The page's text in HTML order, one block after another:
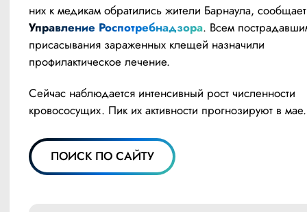
Управление Роспотребнадзора. Всем
присасывания зараженных клещей назначили
профилактическое лечение.
Сейчас наблюдается интенсивный рост численности
кровососущих. Пик их активности прогнозируют в мае.
ПОИСК ПО САЙТУ